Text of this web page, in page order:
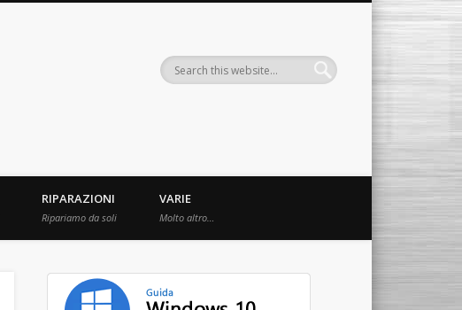
RIPARAZIONI
Ripariamo da soli
VARIE
Molto altro…